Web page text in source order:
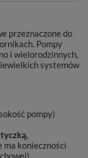
przeznaczone do
Pompy
i wielorodzinnych,
systemów
pompy)
ma konieczności